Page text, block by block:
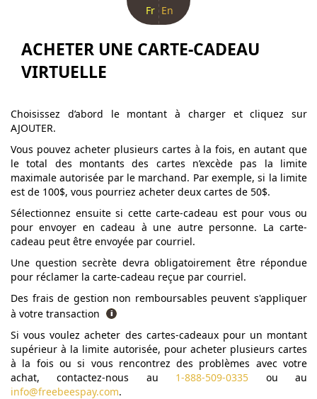
Fr En
ACHETER UNE CARTE-CADEAU
VIRTUELLE
Choisissez d’abord le montant à charger et cliquez sur
AJOUTER.
Vous pouvez acheter plusieurs cartes à la fois, en autant que
le total des montants des cartes n’excède pas la limite
maximale autorisée par le marchand. Par exemple, si la limite
est de 100$, vous pourriez acheter deux cartes de 50$.
Sélectionnez ensuite si cette carte-cadeau est pour vous ou
pour envoyer en cadeau à une autre personne. La carte-
cadeau peut être envoyée par courriel.
Une question secrète devra obligatoirement être répondue
pour réclamer la carte-cadeau reçue par courriel.
Des frais de gestion non remboursables peuvent s'appliquer
à votre transaction
Si vous voulez acheter des cartes-cadeaux pour un montant
supérieur à la limite autorisée, pour acheter plusieurs cartes
à la fois ou si vous rencontrez des problèmes avec votre
achat, contactez-nous au 1-888-509-0335 ou au
info@freebeespay.com.